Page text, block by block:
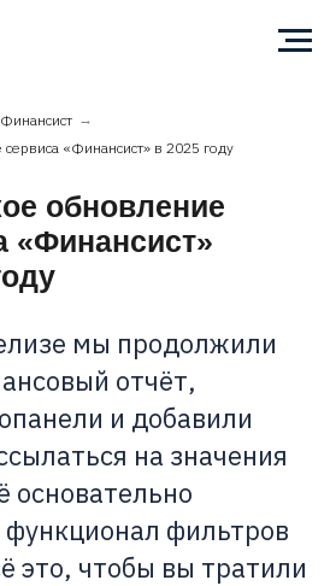
→
«Финансист» в 2025 году
обновление
«Финансист»
мы продолжили
отчёт,
и добавили
на значения
основательно
фильтров
это, чтобы вы тратили